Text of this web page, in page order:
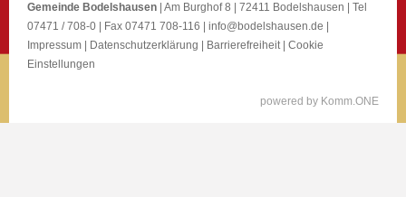
Gemeinde Bodelshausen | Am Burghof 8 | 72411 Bodelshausen | Tel
07471 / 708-0 | Fax 07471 708-116 | info@bodelshausen.de
Impressum
Datenschutzerklärung Barrierefreiheit| Cookie
Einstellungen
powered by Komm.ONE